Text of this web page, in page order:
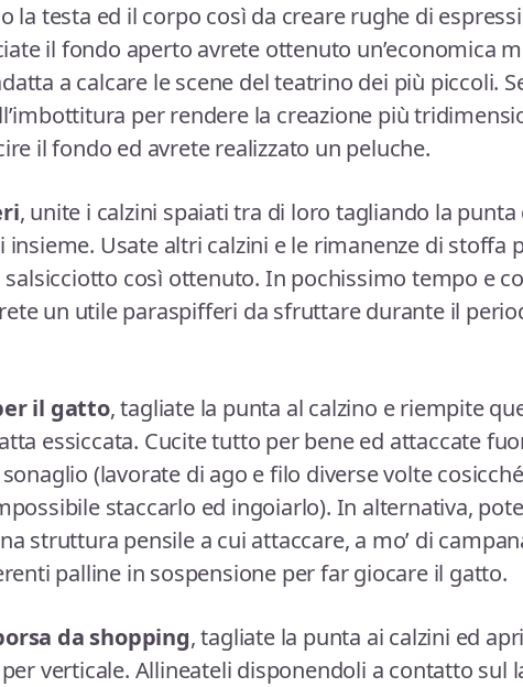
la testa ed il corpo così da creare rughe di
il fondo aperto avrete ottenuto un’economica
a calcare le scene del teatrino dei più piccoli.
per rendere la creazione più
il fondo ed avrete realizzato un peluche.
, unite i calzini spaiati tra di loro tagliando la punta
insieme. Usate altri calzini e le rimanenze di stoffa
così ottenuto. In pochissimo tempo e
un utile paraspifferi da sfruttare durante il
il gatto, tagliate la punta al calzino e riempite
essiccata. Cucite tutto per bene ed attaccate
(lavorate di ago e filo diverse volte
staccarlo ed ingoiarlo). In alternativa,
struttura pensile a cui attaccare, a mo’ di
palline in sospensione per far giocare il gatto.
da shopping, tagliate la punta ai calzini ed
verticale. Allineateli disponendoli a contatto sul